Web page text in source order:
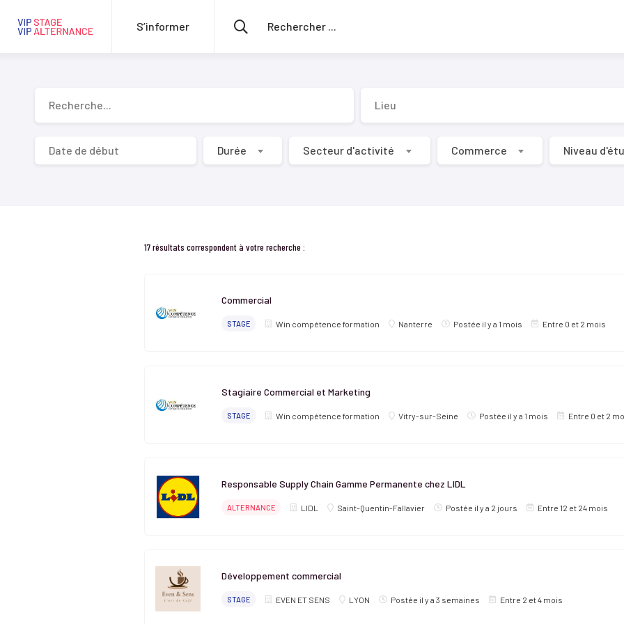
S’informer
Durée Secteur d'activité Commerce Niveau
17 résultats correspondent à votre recherche :
Commercial
STAGE Win compétence formation Nanterre Postée il y a 1 mois Entre 0 et 2 mois
Stagiaire Commercial et Marketing
STAGE Win compétence formation Vitry-sur-Seine Postée il y a 1 mois Entre 0 et 2
Responsable Supply Chain Gamme Permanente chez LIDL
ALTERNANCE LIDL Saint-Quentin-Fallavier Postée il y a 2 jours Entre 12 et 24 mois
Développement commercial
STAGE EVEN ET SENS LYON Postée il y a 3 semaines Entre 2 et 4 mois